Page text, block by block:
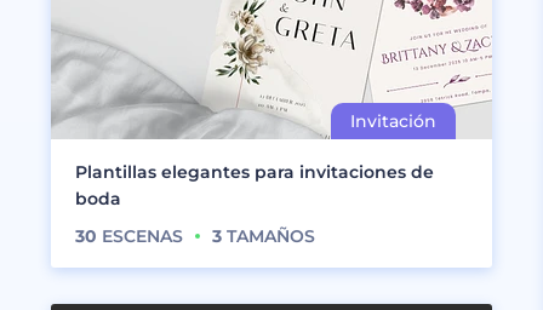
Plantillas elegantes para invitaciones de
boda
30 ESCENAS 3 TAMAÑOS